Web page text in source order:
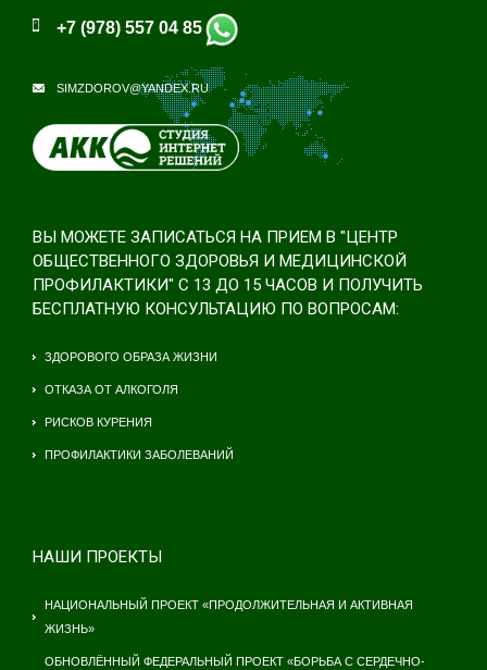
+7 (978) 557 04 85
SIMZDOROV@YANDEX.RU
ВЫ МОЖЕТЕ ЗАПИСАТЬСЯ НА ПРИЕМ В "ЦЕНТР
ОБЩЕСТВЕННОГО ЗДОРОВЬЯ И МЕДИЦИНСКОЙ
ПРОФИЛАКТИКИ" С 13 ДО 15 ЧАСОВ И ПОЛУЧИТЬ
БЕСПЛАТНУЮ КОНСУЛЬТАЦИЮ ПО ВОПРОСАМ:
ЗДОРОВОГО ОБРАЗА ЖИЗНИ
ОТКАЗА ОТ АЛКОГОЛЯ
РИСКОВ КУРЕНИЯ
ПРОФИЛАКТИКИ ЗАБОЛЕВАНИЙ
НАШИ ПРОЕКТЫ
НАЦИОНАЛЬНЫЙ ПРОЕКТ «ПРОДОЛЖИТЕЛЬНАЯ И АКТИВНАЯ
ЖИЗНЬ»
ОБНОВЛЁННЫЙ ФЕДЕРАЛЬНЫЙ ПРОЕКТ «БОРЬБА С СЕРДЕЧНО-